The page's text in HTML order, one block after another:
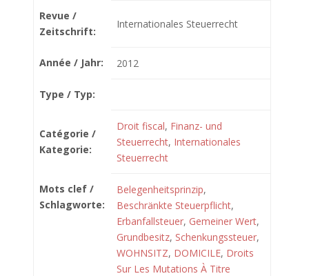
Revue /
Zeitschrift:
Internationales Steuerrecht
Année / Jahr: 2012
Type / Typ:
Catégorie /
Kategorie:
Droit fiscal, Finanz- und
Steuerrecht, Internationales
Steuerrecht
Mots clef /
Schlagworte:
Belegenheitsprinzip,
Beschränkte Steuerpflicht,
Erbanfallsteuer, Gemeiner Wert,
Grundbesitz, Schenkungssteuer,
WOHNSITZ, DOMICILE, Droits
Sur Les Mutations À Titre